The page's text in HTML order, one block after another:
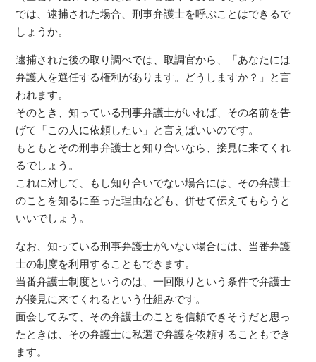
では、逮捕された場合、刑事弁護士を呼ぶことはできるで
しょうか。
逮捕された後の取り調べでは、取調官から、「あなたには
弁護人を選任する権利があります。どうしますか？」と言
われます。
そのとき、知っている刑事弁護士がいれば、その名前を告
げて「この人に依頼したい」と言えばいいのです。
もともとその刑事弁護士と知り合いなら、接見に来てくれ
るでしょう。
これに対して、もし知り合いでない場合には、その弁護士
のことを知るに至った理由なども、併せて伝えてもらうと
いいでしょう。
なお、知っている刑事弁護士がいない場合には、当番弁護
士の制度を利用することもできます。
当番弁護士制度というのは、一回限りという条件で弁護士
が接見に来てくれるという仕組みです。
面会してみて、その弁護士のことを信頼できそうだと思っ
たときは、その弁護士に私選で弁護を依頼することもでき
ます。